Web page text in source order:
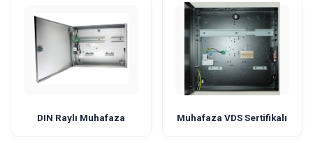
DIN Raylı Muhafaza Muhafaza VDS Sertifikalı